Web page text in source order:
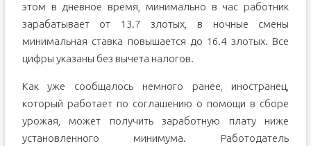
этом в дневное время, минимально в час работник
зарабатывает от 13.7 злотых, в ночные смены
минимальная ставка повышается до 16.4 злотых. Все
цифры указаны без вычета налогов.
Как уже сообщалось немного ранее, иностранец,
который работает по соглашению о помощи в сборе
урожая, может получить заработную плату ниже
установленного минимума. Работодатель